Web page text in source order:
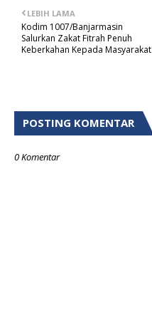
LEBIH LAMA
Kodim 1007/Banjarmasin
Salurkan Zakat Fitrah Penuh
Keberkahan Kepada Masyarakat
POSTING KOMENTAR
0 Komentar